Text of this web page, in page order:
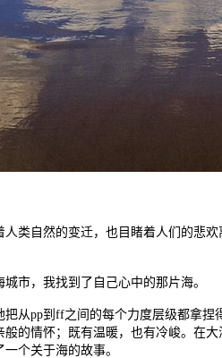
类自然的变迁，也目睹着人们的悲
市，我找到了自己心中的那片海。
从pp到ff之间的每个力度层级都拿
的情怀；既有温暖，也有冷峻。在
个关于海的故事。